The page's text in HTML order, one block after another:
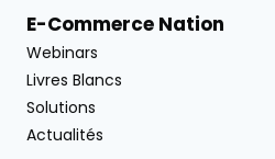
E-Commerce Nation
Webinars
Livres Blancs
Solutions
Actualités